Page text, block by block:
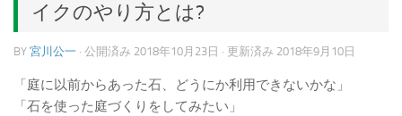
イクのやり方とは?
BY 宮川公一 · 公開済み 2018年10月23日 · 更新済み 2018年9月10日
「庭に以前からあった石、どうにか利用できないかな」
「石を使った庭づくりをしてみたい」